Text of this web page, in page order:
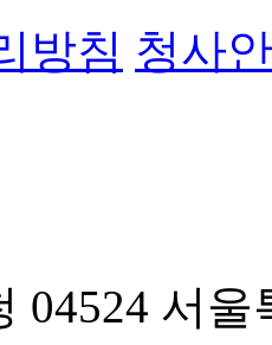
방침 청사
04524 서